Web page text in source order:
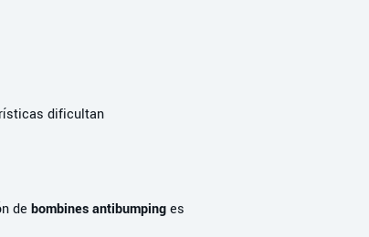
dificultan
de bombines antibumpinges